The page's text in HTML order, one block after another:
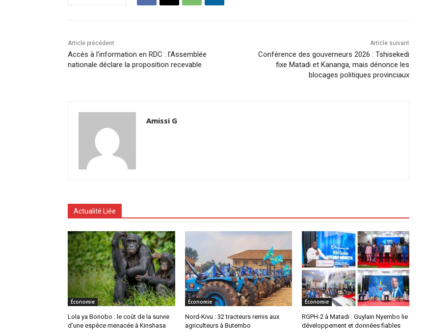
Article précédent
Accès à l’information en RDC : l’Assemblée
nationale déclare la proposition recevable
Article suivant
Conférence des gouverneurs 2026 : Tshisekedi
fixe Matadi et Kananga, mais dénonce les
blocages politiques provinciaux
Amissi G
Actualité Liée
Économie
Lola ya Bonobo : le coût de la survie
d’une espèce menacée à Kinshasa
Économie
Nord-Kivu : 32 tracteurs remis aux
agriculteurs à Butembo
Économie
RGPH-2 à Matadi : Guylain Nyembo lie
développement et données fiables